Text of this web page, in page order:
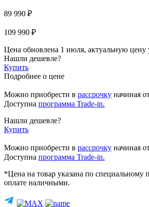
89 990 ₽
109 990 ₽
Цена обновлена 1 июля, актуальную цену
Нашли дешевле?
Купить
Подробнее о цене
Можно приобрести в рассрочку начиная
Доступна программа Trade-in.
Нашли дешевле?
Купить
Можно приобрести в рассрочку начиная
Доступна программа Trade-in.
*Цена на товар указана по
оплате наличными.